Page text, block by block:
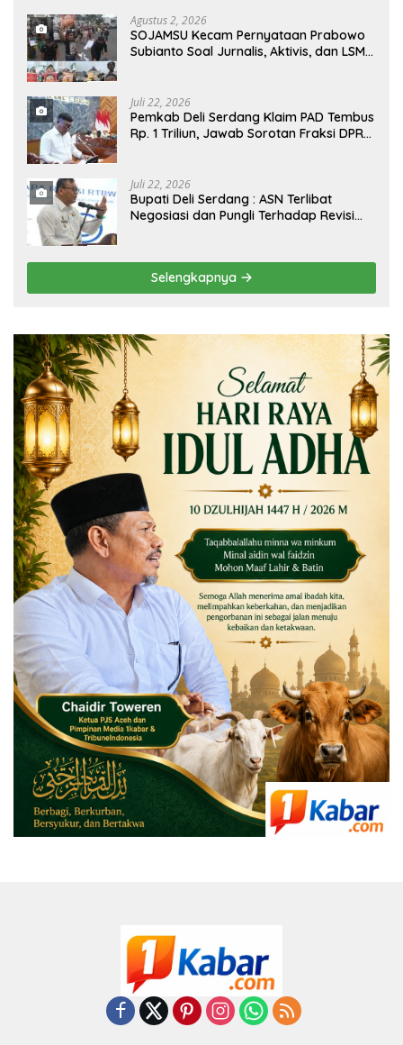
Agustus 2, 2026
SOJAMSU Kecam Pernyataan Prabowo
Subianto Soal Jurnalis, Aktivis, dan LSM
Juli 22, 2026
Pemkab Deli Serdang Klaim PAD Tembus
Rp. 1 Triliun, Jawab Sorotan Fraksi DPRD
Juli 22, 2026
Bupati Deli Serdang : ASN Terlibat
Negosiasi dan Pungli Terhadap Revisi
Selengkapnya